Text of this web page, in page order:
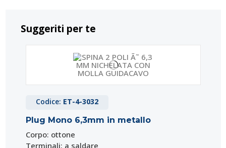
Suggeriti per te
Codice: ET-4-3032
Plug Mono 6,3mm in metallo
Corpo: ottone
Terminali: a saldare